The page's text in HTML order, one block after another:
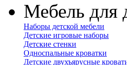
Мебель для
Наборы детской мебели
Детские игровые наборы
Детские стенки
Односпальные кроватки
Детские двухъярусные